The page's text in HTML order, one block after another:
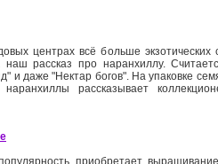
центрах всё больше
рассказ про наранхиллу.
и даже "Нектар богов". На упаковке
рассказывает
приобретает